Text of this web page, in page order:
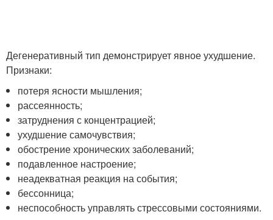
Дегенеративный тип демонстрирует явное ухудшение.
Признаки:
потеря ясности мышления;
рассеянность;
затруднения с концентрацией;
ухудшение самочувствия;
обострение хронических заболеваний;
подавленное настроение;
неадекватная реакция на события;
бессонница;
неспособность управлять стрессовыми состояниями.